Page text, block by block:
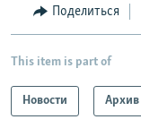
Поделиться
This item is part of
Новости Архив